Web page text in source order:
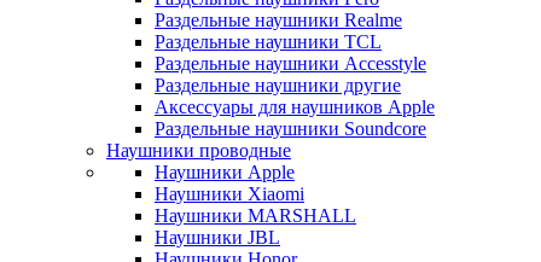
Раздельные наушники Realme
Раздельные наушники TCL
Раздельные наушники Accesstyle
Раздельные наушники другие
Аксессуары для наушников Apple
Раздельные наушники Soundcore
Наушники проводные
Наушники Apple
Наушники Xiaomi
Наушники MARSHALL
Наушники JBL